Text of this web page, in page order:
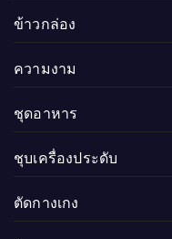
ข้าวกล่อง
ความงาม
ชุดอาหาร
ชุบเครื่องประดับ
ตัดกางเกง